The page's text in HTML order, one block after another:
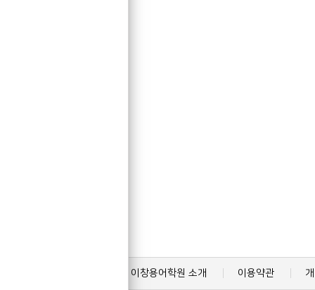
이창용어학원 소개 이용약관